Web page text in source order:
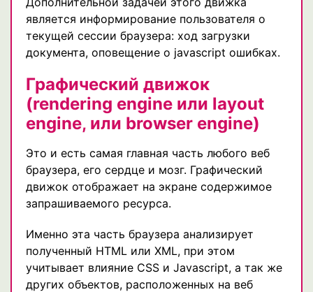
является информирование пользователя о
текущей сессии браузера: ход загрузки
документа, оповещение о javascript ошибках.
Графический движок
(rendering engine или layout
engine, или browser engine)
Это и есть самая главная часть любого веб
браузера, его сердце и мозг. Графический
движок отображает на экране содержимое
запрашиваемого ресурса.
Именно эта часть браузера анализирует
полученный HTML или XML, при этом
учитывает влияние CSS и Javascript, а так же
других объектов, расположенных на веб